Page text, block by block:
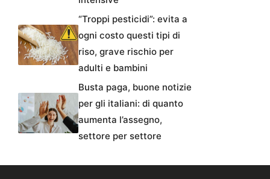
“Troppi pesticidi”: evita a
ogni costo questi tipi di
riso, grave rischio per
adulti e bambini
Busta paga, buone notizie
per gli italiani: di quanto
aumenta l’assegno,
settore per settore